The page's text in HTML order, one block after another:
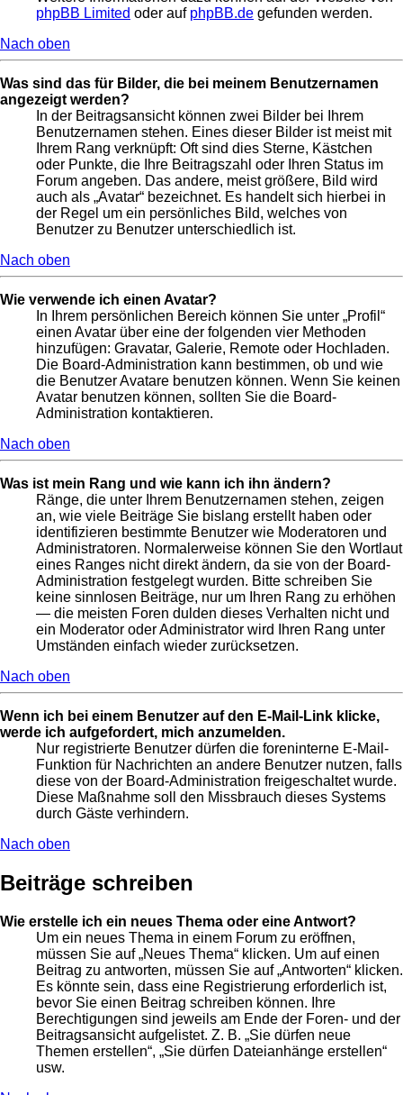
phpBB Limited oder auf phpBB.de gefunden werden.
Nach oben
Was sind das für Bilder, die bei meinem Benutzernamen
angezeigt werden?
In der Beitragsansicht können zwei Bilder bei Ihrem
Benutzernamen stehen. Eines dieser Bilder ist meist mit
Ihrem Rang verknüpft: Oft sind dies Sterne, Kästchen
oder Punkte, die Ihre Beitragszahl oder Ihren Status im
Forum angeben. Das andere, meist größere, Bild wird
auch als „Avatar“ bezeichnet. Es handelt sich hierbei in
der Regel um ein persönliches Bild, welches von
Benutzer zu Benutzer unterschiedlich ist.
Nach oben
Wie verwende ich einen Avatar?
In Ihrem persönlichen Bereich können Sie unter „Profil“
einen Avatar über eine der folgenden vier Methoden
hinzufügen: Gravatar, Galerie, Remote oder Hochladen.
Die Board-Administration kann bestimmen, ob und wie
die Benutzer Avatare benutzen können. Wenn Sie keinen
Avatar benutzen können, sollten Sie die Board-
Administration kontaktieren.
Nach oben
Was ist mein Rang und wie kann ich ihn ändern?
Ränge, die unter Ihrem Benutzernamen stehen, zeigen
an, wie viele Beiträge Sie bislang erstellt haben oder
identifizieren bestimmte Benutzer wie Moderatoren und
Administratoren. Normalerweise können Sie den Wortlaut
eines Ranges nicht direkt ändern, da sie von der Board-
Administration festgelegt wurden. Bitte schreiben Sie
keine sinnlosen Beiträge, nur um Ihren Rang zu erhöhen
— die meisten Foren dulden dieses Verhalten nicht und
ein Moderator oder Administrator wird Ihren Rang unter
Umständen einfach wieder zurücksetzen.
Nach oben
Wenn ich bei einem Benutzer auf den E-Mail-Link klicke,
werde ich aufgefordert, mich anzumelden.
Nur registrierte Benutzer dürfen die foreninterne E-Mail-
Funktion für Nachrichten an andere Benutzer nutzen, falls
diese von der Board-Administration freigeschaltet wurde.
Diese Maßnahme soll den Missbrauch dieses Systems
durch Gäste verhindern.
Nach oben
Beiträge schreiben
Wie erstelle ich ein neues Thema oder eine Antwort?
Um ein neues Thema in einem Forum zu eröffnen,
müssen Sie auf „Neues Thema“ klicken. Um auf einen
Beitrag zu antworten, müssen Sie auf „Antworten“ klicken.
Es könnte sein, dass eine Registrierung erforderlich ist,
bevor Sie einen Beitrag schreiben können. Ihre
Berechtigungen sind jeweils am Ende der Foren- und der
Beitragsansicht aufgelistet. Z. B. „Sie dürfen neue
Themen erstellen“, „Sie dürfen Dateianhänge erstellen“
usw.